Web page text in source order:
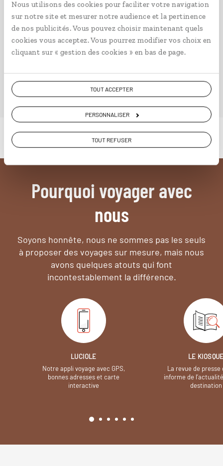
Nous utilisons des cookies pour faciliter votre navigation
sur notre site et mesurer notre audience et la pertinence
de nos publicités. Vous pouvez choisir maintenant quels
cookies vous acceptez. Vous pourrez modifier vos choix en
cliquant sur « gestion des cookies » en bas de page.
TOUT ACCEPTER
PERSONNALISER
TOUT REFUSER
Ailleursest le magazine web de Comptoir des Voyages.
Conçu pour ceux qui préparent leur voyage et ceux que
passionnent les découvertes et rencontres du bout du
monde, il fait naître une irrésistible envie d’aller voir
ailleurs.
PLONGER DANS NOTRE MAGAZINE
Pourquoi voyager avec
nous
Soyons honnête, nous ne sommes pas les seuls
à proposer des voyages sur mesure, mais nous
avons quelques atouts qui font
incontestablement la différence.
LUCIOLE
Notre appli voyage avec GPS,
bonnes adresses et carte
interactive
LE
La revue de presse
informe de
destination